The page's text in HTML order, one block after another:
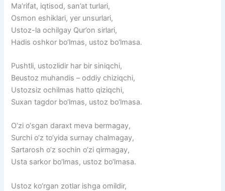
Ma’rifat, iqtisod, san’at turlari,
Osmon eshiklari, yer unsurlari,
Ustoz-la ochilgay Qur’on sirlari,
Hadis oshkor bo‘lmas, ustoz bo‘lmasa.
Pushtli, ustozlidir har bir siniqchi,
Beustoz muhandis – oddiy chiziqchi,
Ustozsiz ochilmas hatto qiziqchi,
Suxan tagdor bo‘lmas, ustoz bo‘lmasa.
O‘zi o‘sgan daraxt meva bermagay,
Surchi o‘z to‘yida surnay chalmagay,
Sartarosh o‘z sochin o‘zi qirmagay,
Usta sarkor bo‘lmas, ustoz bo‘lmasa.
Ustoz ko‘rgan zotlar ishga omildir,